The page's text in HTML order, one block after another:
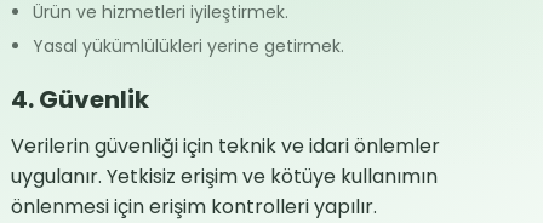
Ürün ve hizmetleri iyileştirmek.
Yasal yükümlülükleri yerine getirmek.
4. Güvenlik
Verilerin güvenliği için teknik ve idari önlemler
uygulanır. Yetkisiz erişim ve kötüye kullanımın
önlenmesi için erişim kontrolleri yapılır.